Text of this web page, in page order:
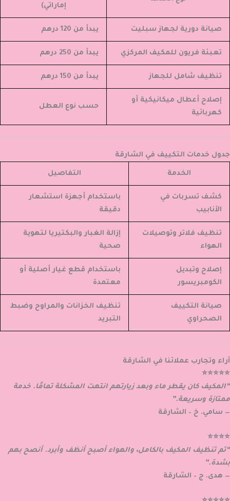
إماراتي)
صيانة دورية لجهاز سبليت يبدأ من 120 درهم
تعبئة فريون للمكيف المركزي يبدأ من 250 درهم
تنظيف شامل للجهاز يبدأ من 150 درهم
إصلاح أعطال ميكانيكية أو
كهربائية
حسب نوع العطل
جدول خدمات التكييف في الشارقة
الخدمة التفاصيل
كشف تسربات في
الأنابيب
باستخدام أجهزة استشعار
دقيقة
تنظيف فلاتر وتوصيلات
الهواء
إزالة الغبار والبكتيريا لتهوية
صحية
إصلاح وتبديل
الكومبريسور
باستخدام قطع غيار أصلية أو
معتمدة
صيانة التكييف
الصحراوي
تنظيف الخزانات والمراوح وضبط
التبريد
آراء وتجارب عملائنا في الشارقة
⭐⭐⭐⭐⭐
“المكيف كان يقطر ماء وبعد زيارتهم انتهت المشكلة تمامًا. خدمة
ممتازة وسريعة.”
— سامي. خ – الشارقة
⭐⭐⭐⭐
“تم تنظيف المكيف بالكامل، والهواء أصبح أنظف وأبرد. أنصح بهم
بشدة.”
— هدى. ج – الشارقة